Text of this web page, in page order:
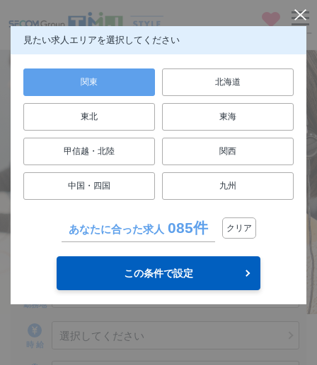
仕事も人生も楽しもう
FUN! JOB!
関東
勤務地
選択してください
時 給
選択してください
見たい求人エリアを選択してください
関東 北海道
東北 東海
甲信越・北陸 関西
中国・四国 九州
あなたに合った求人 085件 クリア
この条件で設定